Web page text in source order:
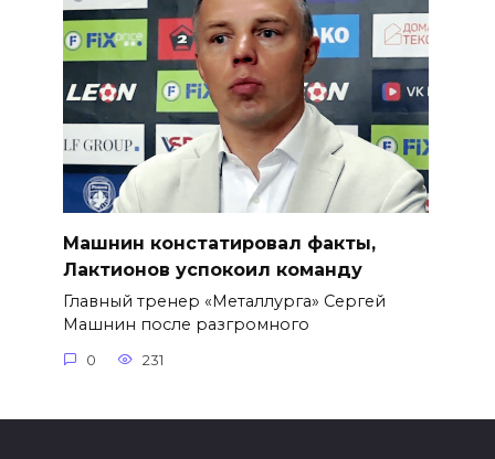
Машнин констатировал факты,
Лактионов успокоил команду
Главный тренер «Металлурга» Сергей
Машнин после разгромного
0 231